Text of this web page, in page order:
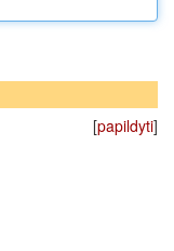
[papildyti]